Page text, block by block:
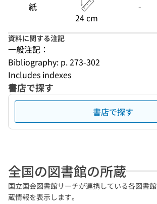
紙
24 cm
-
資料に関する注記
一般注記：
Bibliography: p. 273-302
Includes indexes
書店で探す
書店で探す
全国の図書館の所蔵
国立国会図書館サーチが連携している各図書
蔵情報を表示します。